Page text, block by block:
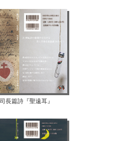
長篇詩『聖遠耳』